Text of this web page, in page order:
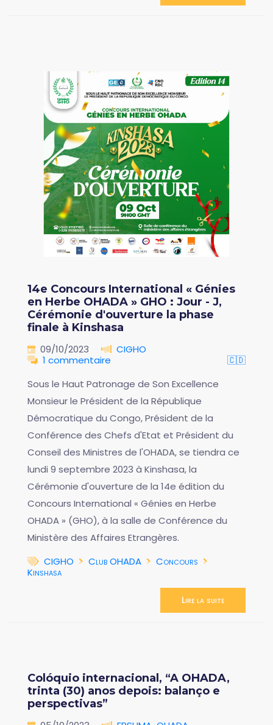
14e Concours International « Génies
en Herbe OHADA » GHO : Jour - J,
Cérémonie d'ouverture la phase
finale à Kinshasa
09/10/2023
CIGHO
1 commentaire
🇨🇩
Sous le Haut Patronage de Son Excellence
Monsieur le Président de la République
Démocratique du Congo, Président de la
Conférence des Chefs d'Etat et Président du
Conseil des Ministres de l'OHADA, se tiendra ce
lundi 9 septembre 2023 à Kinshasa, la
Cérémonie d'ouverture de la 14e édition du
Concours International « Génies en Herbe
OHADA » (GHO), à la salle de Conférence du
Ministère des Affaires Etrangères.
CIGHO
Club OHADA
Concours
Kinshasa
Lire la suite
Colóquio internacional, “A OHADA,
trinta (30) anos depois: balanço e
perspectivas”